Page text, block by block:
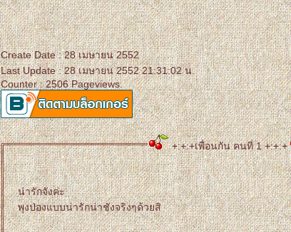
Create Date : 28 เมษายน 2552
Last Update : 28 เมษายน 2552 21:31:02 น.
Counter : 2506 Pageviews.
+:+:+เพื่อนกัน คนที่ 1 +:+:+
น่ารักจังค่ะ
พุงป่องแบบน่ารักน่าชังจริงๆด้วยสิ